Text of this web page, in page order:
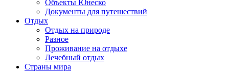
Объекты Юнеско
Документы для путешествий
Отдых
Отдых на природе
Разное
Проживание на отдыхе
Лечебный отдых
Страны мира